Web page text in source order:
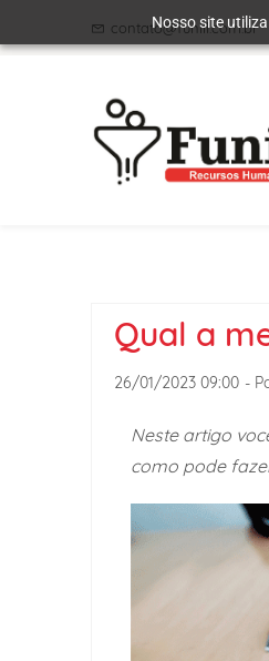
Nosso site
to
to
contato@funill.com.br
Qual a
26/01/2023 09:00 -
Neste artigo
como pode